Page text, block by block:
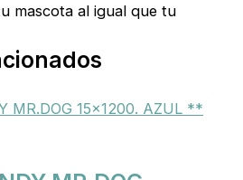
mascota al igual que tu